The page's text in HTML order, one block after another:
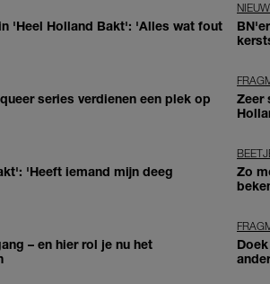
'Heel Holland Bakt': 'Alles wat fout
series verdienen een plek op
Zeer
'Heeft iemand mijn deeg
Zo
– en hier rol je nu het